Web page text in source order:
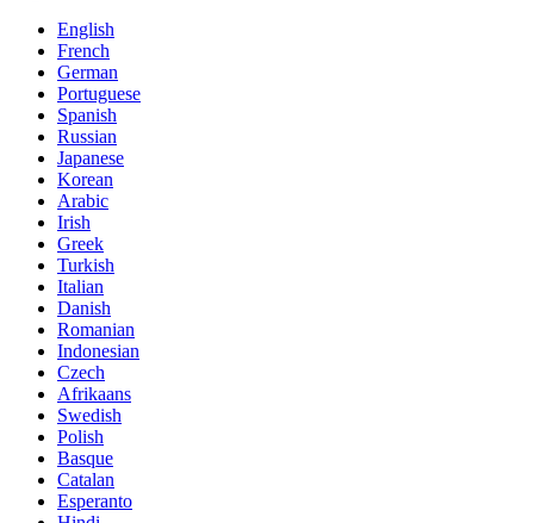
English
French
German
Portuguese
Spanish
Russian
Japanese
Korean
Arabic
Irish
Greek
Turkish
Italian
Danish
Romanian
Indonesian
Czech
Afrikaans
Swedish
Polish
Basque
Catalan
Esperanto